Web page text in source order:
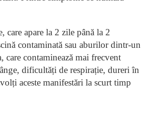
care apare la 2 zile până la 2
contaminată sau aburilor dintr-un
care contaminează mai frecvent
dificultăți de respirație, dureri în
aceste manifestări la scurt timp